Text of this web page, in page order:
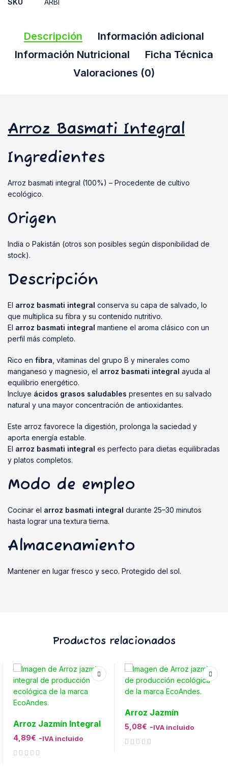
SKU ARBI
Descripción
Información adicional
Información Nutricional
Ficha Técnica
Valoraciones (0)
Arroz Basmati Integral
Ingredientes
Arroz basmati integral (100%) – Procedente de cultivo
ecológico.
Origen
India o Pakistán (otros son posibles según disponibilidad de
stock).
Descripción
El arroz basmati integral conserva su capa de salvado, lo
que multiplica su fibra y su contenido nutritivo.
El arroz basmati integral mantiene el aroma clásico con un
perfil más completo.
Rico en fibra , vitaminas del grupo B y minerales como
manganeso y magnesio, el arroz basmati integral ayuda al
equilibrio energético.
Incluye ácidos grasos saludables presentes en su salvado
natural y una mayor concentración de antioxidantes.
Este arroz favorece la digestión, prolonga la saciedad y
aporta energía estable.
El arroz basmati integral es perfecto para dietas equilibradas
y platos completos.
Modo de empleo
Cocinar el arroz basmati integral durante 25–30 minutos
hasta lograr una textura tierna.
Almacenamiento
Mantener en lugar fresco y seco. Protegido del sol.
Productos relacionados
Arroz Jazmín Integral
4,89€ -IVA incluido
Arroz Jazmín
5,08€ -IVA incluido